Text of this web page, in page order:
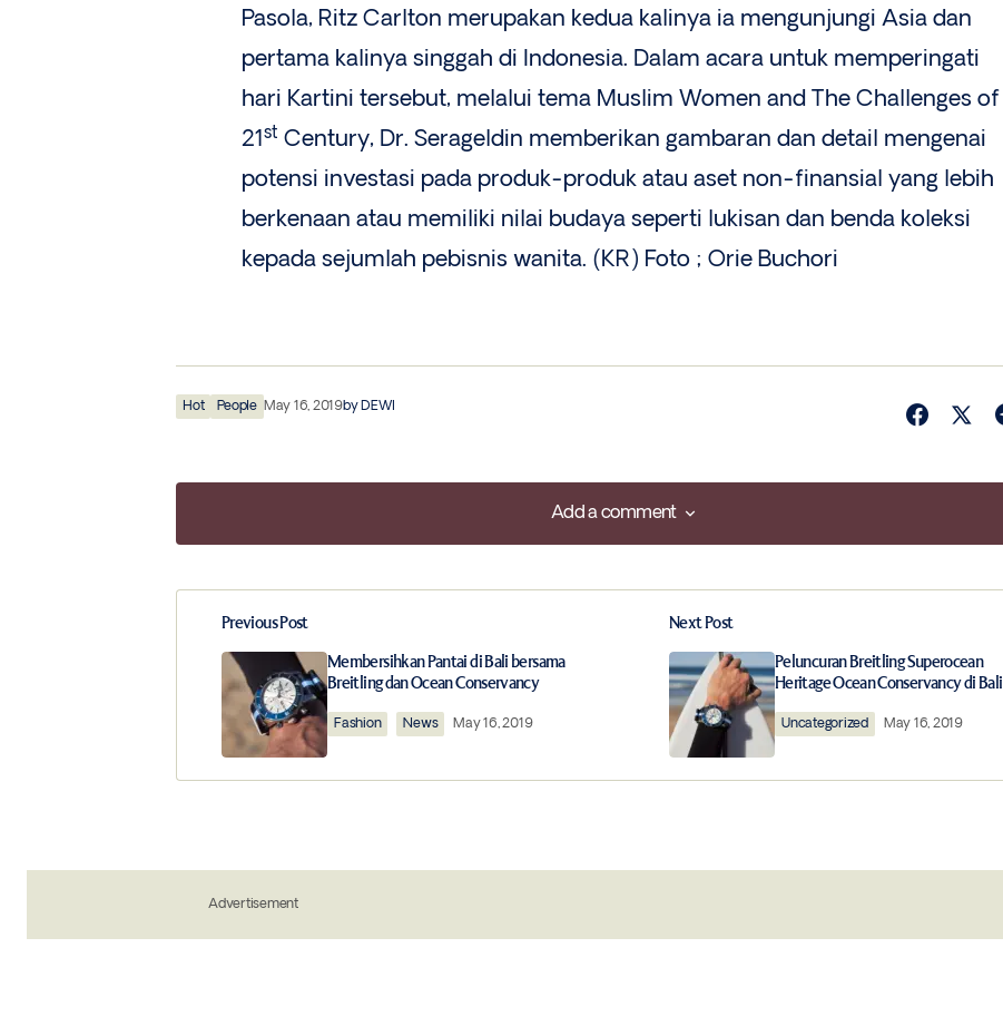
Pasola, Ritz Carlton merupakan kedua kalinya ia mengunjungi Asia dan
pertama kalinya singgah di Indonesia. Dalam acara untuk memperingati
hari Kartini tersebut, melalui tema Muslim Women and The Challenges of
21st Century, Dr. Serageldin memberikan gambaran dan detail mengenai
potensi investasi pada produk-produk atau aset non-finansial yang lebih
berkenaan atau memiliki nilai budaya seperti lukisan dan benda koleksi
kepada sejumlah pebisnis wanita. (KR) Foto ; Orie Buchori
Hot People May 16, 2019byDEWI
Add a comment
Add a comment
Your email address will not be published. Required fields are marked
Comment*
Save my name, email, and website in this browser for
Previous Post
Membersihkan Pantai di Bali bersama
Breitling dan Ocean Conservancy
Fashion News May 16, 2019
Next Post
Peluncuran Breitling Superocean
Heritage Ocean Conservancy di Bali
Uncategorized May 16, 2019
Advertisement